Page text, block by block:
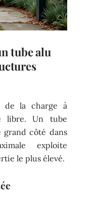
tube alu
de la charge à
libre. Un tube
côté dans
exploite
le plus élevé.